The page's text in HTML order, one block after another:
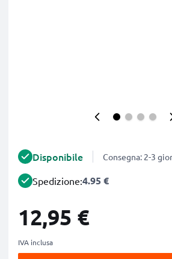
Disponibile Consegna: 2-3
Spedizione:4.95 €
12,95 €
IVA inclusa